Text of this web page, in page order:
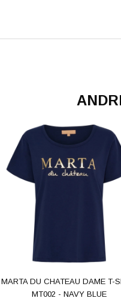
MARTA DU CHATEAU DAME T-
MT002 - NAVY BLUE